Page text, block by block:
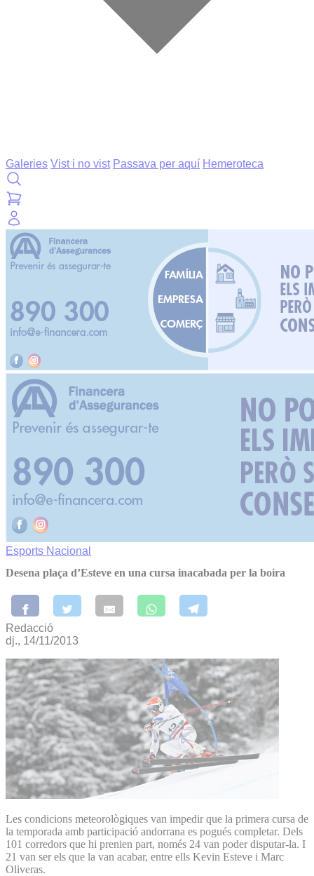
Galeries Vist i no vist Passava per aquí Hemeroteca
Esports Nacional
Desena plaça d’Esteve en una cursa inacabada per la boira
Redacció
dj., 14/11/2013
Les condicions meteorològiques van impedir que la primera cursa de
la temporada amb participació andorrana es pogués completar. Dels
101 corredors que hi prenien part, només 24 van poder disputar-la. I
21 van ser els que la van acabar, entre ells Kevin Esteve i Marc
Oliveras.